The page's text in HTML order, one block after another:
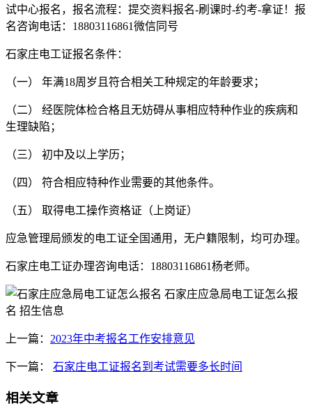
试中心报名，报名流程：提交资料报名-刷课时-约考-拿证！报
名咨询电话：18803116861微信同号
石家庄电工证报名条件：
（一） 年满18周岁且符合相关工种规定的年龄要求；
（二） 经医院体检合格且无妨碍从事相应特种作业的疾病和
生理缺陷；
（三） 初中及以上学历；
（四） 符合相应特种作业需要的其他条件。
（五） 取得电工操作资格证（上岗证）
应急管理局颁发的电工证全国通用，无户籍限制，均可办理。
石家庄电工证办理咨询电话：18803116861杨老师。
上一篇： 2023年中考报名工作安排意见
下一篇： 石家庄电工证报名到考试需要多长时间
相关文章